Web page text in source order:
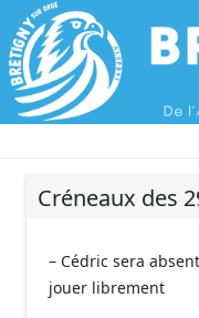
Créneaux des
– Cédric sera
jouer librement